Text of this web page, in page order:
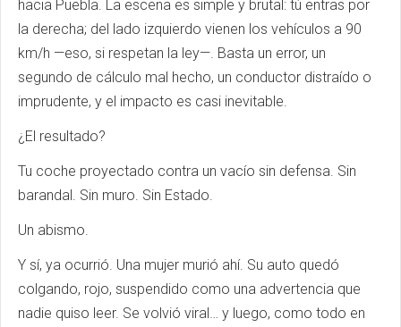
hacia Puebla. La escena es simple y brutal: tú entras por
la derecha; del lado izquierdo vienen los vehículos a 90
km/h —eso, si respetan la ley—. Basta un error, un
segundo de cálculo mal hecho, un conductor distraído o
imprudente, y el impacto es casi inevitable.
¿El resultado?
Tu coche proyectado contra un vacío sin defensa. Sin
barandal. Sin muro. Sin Estado.
Un abismo.
Y sí, ya ocurrió. Una mujer murió ahí. Su auto quedó
colgando, rojo, suspendido como una advertencia que
nadie quiso leer. Se volvió viral… y luego, como todo en